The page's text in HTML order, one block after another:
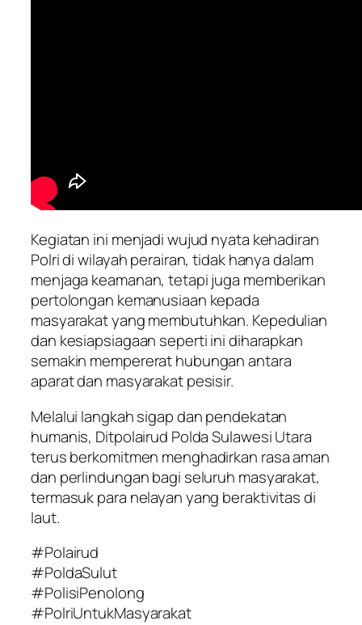
Kegiatan ini menjadi wujud nyata kehadiran
Polri di wilayah perairan, tidak hanya dalam
menjaga keamanan, tetapi juga memberikan
pertolongan kemanusiaan kepada
masyarakat yang membutuhkan. Kepedulian
dan kesiapsiagaan seperti ini diharapkan
semakin mempererat hubungan antara
aparat dan masyarakat pesisir.
Melalui langkah sigap dan pendekatan
humanis, Ditpolairud Polda Sulawesi Utara
terus berkomitmen menghadirkan rasa aman
dan perlindungan bagi seluruh masyarakat,
termasuk para nelayan yang beraktivitas di
laut.
#Polairud
#PoldaSulut
#PolisiPenolong
#PolriUntukMasyarakat